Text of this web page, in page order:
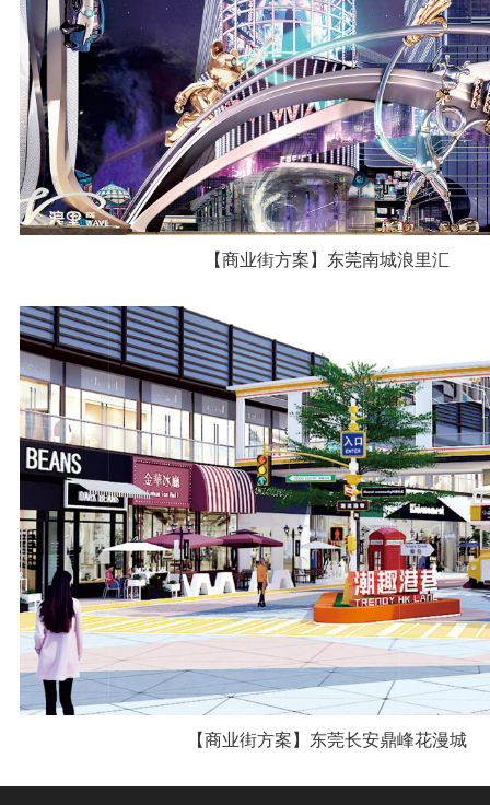
【商业街方案】东莞南城浪里汇
【商业街方案】东莞长安鼎峰花漫城